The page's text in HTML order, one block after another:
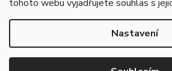
tohoto webu vyjadřujete souhlas s
Nastavení
Vytvořil Shoptet